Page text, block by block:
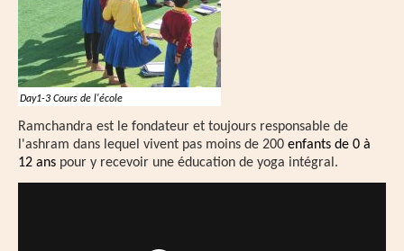
Day1-3 Cours de l'école
Ramchandra est le fondateur et toujours responsable de
l'ashram dans lequel vivent pas moins de 200 enfants de 0 à
12 ans pour y recevoir une éducation de yoga intégral.